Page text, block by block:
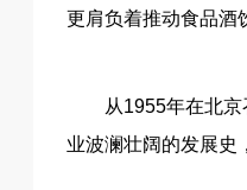
更肩负着推动食品酒
从1955年在北
业波澜壮阔的发展史